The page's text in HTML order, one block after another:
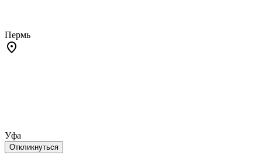
Пермь
Уфа
Откликнуться